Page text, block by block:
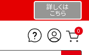
詳しくは
こちら
0